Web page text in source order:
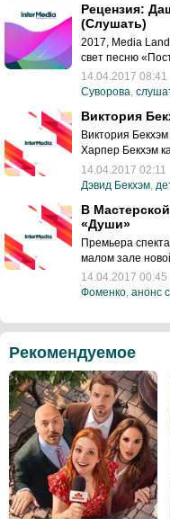
Рецензия:
(Слушать)
2017, Media
свет песню
героиней
14.04.2017 08:41
Суворова,
Виктория
Виктория
Харпер Бекхэм
по
14.04.2017 02:11
Дэвид Бекхэм
В
«Души»
Премьера
малом зале
14.04.2017 00:45
Фоменко, анонс
Рекомендуемое